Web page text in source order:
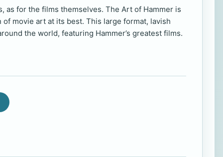
as for the films themselves. The Art of Hammer is
movie art at its best. This large format, lavish
the world, featuring Hammer’s greatest films.